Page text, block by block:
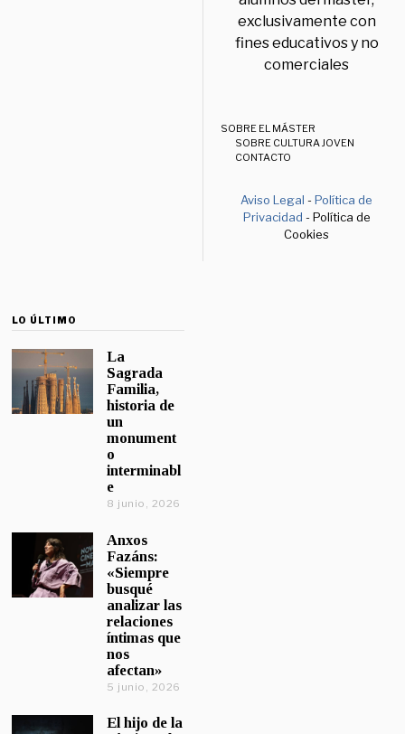
exclusivamente con
fines educativos y no
comerciales
SOBRE EL MÁSTER
SOBRE CULTURA JOVEN
CONTACTO
Aviso Legal -Política de
Privacidad - Política de
Cookies
LO ÚLTIMO
La
Sagrada
Familia,
historia de
un
monument
o
interminabl
e
8 junio, 2026
Anxos
Fazáns:
«Siempre
busqué
analizar las
relaciones
íntimas que
nos
afectan»
5 junio, 2026
El hijo de la